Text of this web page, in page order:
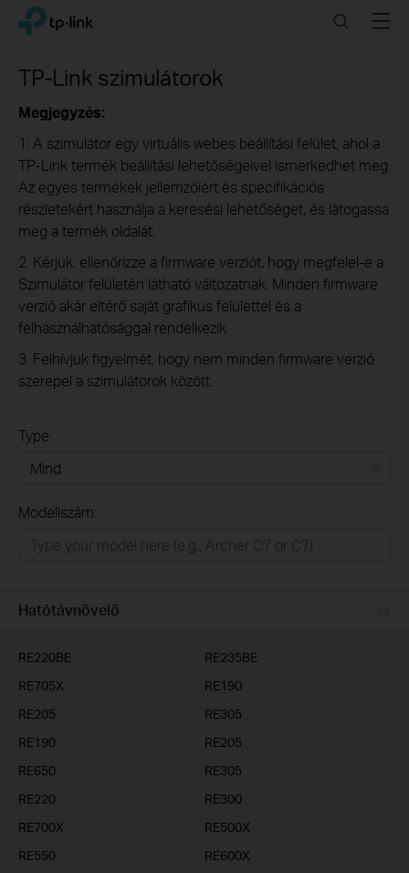
Click
the
navigation
TP-Link, Reliably Smart SearchMenu
TP-Link szimulátorok
Megjegyzés:
1. A szimulátor egy virtuális webes beállítási felület, ahol a
TP-Link termék beállítási lehetőségeivel ismerkedhet meg.
Az egyes termékek jellemzőiért és specifikációs
részletekért használja a keresési lehetőséget, és látogassa
meg a termék oldalát.
2. Kérjük, ellenőrizze a firmware verziót, hogy megfelel-e a
Szimulátor felületén látható változatnak. Minden firmware
verzió akár eltérő saját grafikus felülettel és a
felhasználhatósággal rendelkezik.
3. Felhívjuk figyelmét, hogy nem minden firmware verzió
szerepel a szimulátorok között.
Type:
Irodai/üzleti
Modellszám:
Hatótávnövelő
RE220BE
RE235BE
RE705X
RE190
RE205
RE305
RE190
RE205
RE650
RE305
RE220
RE300
RE700X
RE500X
RE550
RE600X